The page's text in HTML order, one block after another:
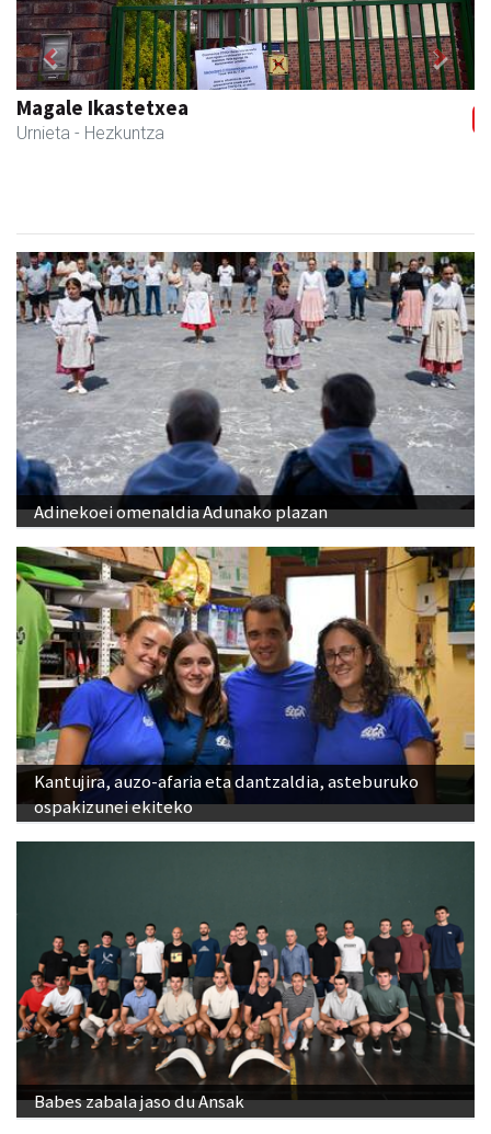
Magale Ikastetxea
Urnieta - Hezkuntza
Previous Next
Adinekoei omenaldia Adunako plazan
Kantujira, auzo-afaria eta dantzaldia, asteburuko
ospakizunei ekiteko
Babes zabala jaso du Ansak